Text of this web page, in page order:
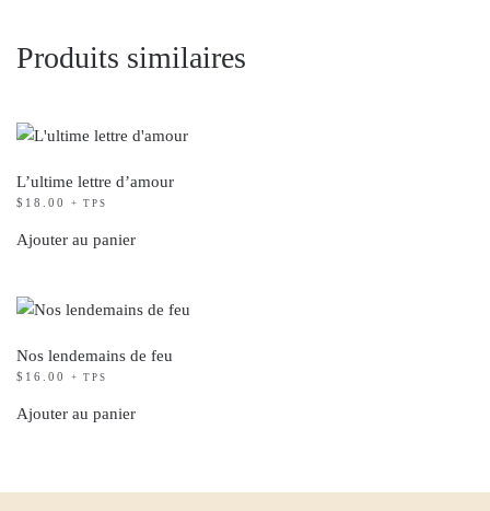
Produits similaires
L’ultime lettre d’amour
$ 18.00 + TPS
Ajouter au panier
Nos lendemains de feu
$ 16.00 + TPS
Ajouter au panier